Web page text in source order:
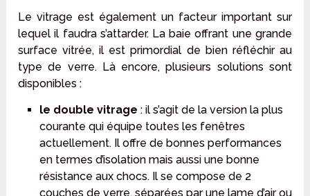
Le vitrage est également un facteur important sur
lequel il faudra s’attarder. La baie offrant une grande
surface vitrée, il est primordial de bien réfléchir au
type de verre. Là encore, plusieurs solutions sont
disponibles :
le double vitrage : il s’agit de la version la plus
courante qui équipe toutes les fenêtres
actuellement. Il offre de bonnes performances
en termes d’isolation mais aussi une bonne
résistance aux chocs. Il se compose de 2
couches de verre, séparées par une lame d’air ou